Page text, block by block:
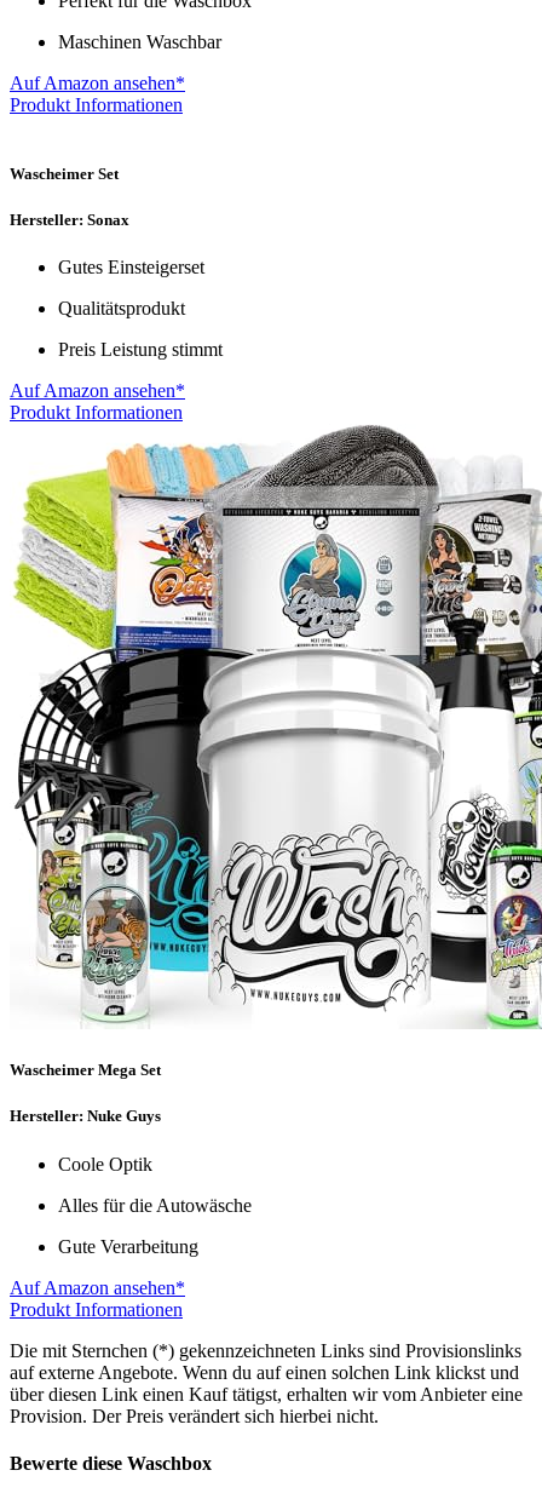
Maschinen Waschbar
Auf Amazon ansehen*
Produkt Informationen
Wascheimer Set
Hersteller: Sonax
Gutes Einsteigerset
Qualitätsprodukt
Preis Leistung stimmt
Auf Amazon ansehen*
Produkt Informationen
Wascheimer Mega Set
Hersteller: Nuke Guys
Coole Optik
Alles für die Autowäsche
Gute Verarbeitung
Auf Amazon ansehen*
Produkt Informationen
Die mit Sternchen (*) gekennzeichneten Links sind Provisionslinks
auf externe Angebote. Wenn du auf einen solchen Link klickst und
über diesen Link einen Kauf tätigst, erhalten wir vom Anbieter eine
Provision. Der Preis verändert sich hierbei nicht.
Bewerte diese Waschbox